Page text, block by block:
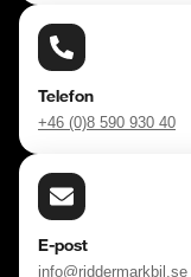
Telefon
+46 (0)8 590 930 40
E-post
info@riddermarkbil.se